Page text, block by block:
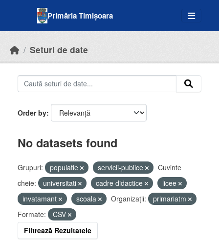
Primăria Timișoara
Seturi de date
Order by
No datasets found
Grupuri: populatie servicii-publice
Cuvinte
cheie:
universitati cadre didactice
licee
invatamant
scoala Organizații:
primariatm
Formate:
CSV
Filtrează Rezultatele